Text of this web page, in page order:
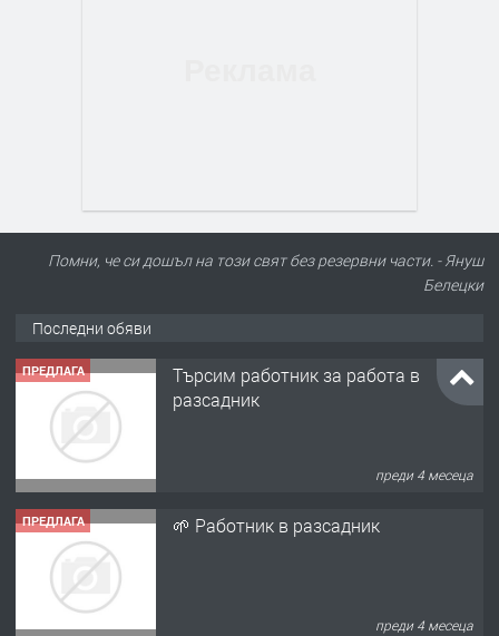
Помни, че си дошъл на този свят без резервни части. - Януш
Белецки
Последни обяви
ПРЕДЛАГА
Търсим работник за работа в
разсадник
преди 4 месеца
ПРЕДЛАГА 🌱 Работник в разсадник
преди 4 месеца